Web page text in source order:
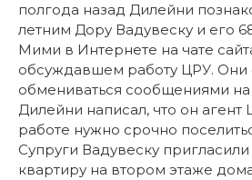
полгода назад Дилейни
летним Дору Вадувеску и его
Мими в Интернете на чате
обсуждавшем работу ЦРУ. Они
обмениваться сообщениями на
Дилейни написал, что он агент
работе нужно срочно
Супруги Вадувеску
квартиру на втором этаже